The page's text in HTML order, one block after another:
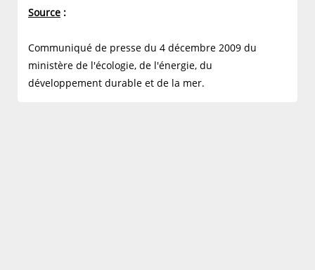
Source :
Communiqué de presse du 4 décembre 2009 du
ministère de l'écologie, de l'énergie, du
développement durable et de la mer.